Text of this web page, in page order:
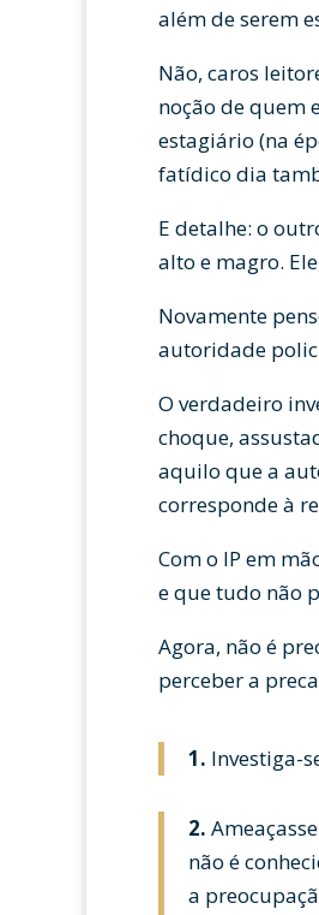
além de serem
Não, caros
noção de quem
estagiário (na
fatídico dia
E detalhe: o
alto e magro.
Novamente
autoridade
O verdadeiro
choque,
aquilo que a
corresponde à
Com o IP em
e que tudo não
Agora, não é
perceber a
1. Investiga-
2.
não é
a